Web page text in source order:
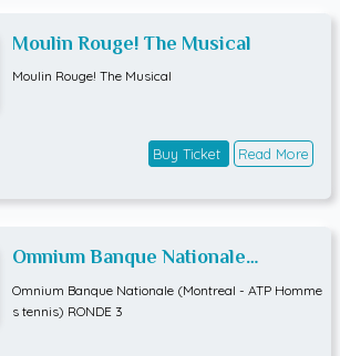
Moulin Rouge! The Musical
Moulin Rouge! The Musical
Buy Ticket Read More
Omnium Banque Nationale
(Montreal - ATP Hommes tennis)
RONDE 3
Omnium Banque Nationale (Montreal - ATP Homme
s tennis) RONDE 3